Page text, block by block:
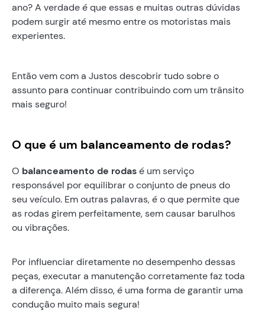
ano? A verdade é que essas e muitas outras dúvidas
podem surgir até mesmo entre os motoristas mais
experientes.
Então vem com a Justos descobrir tudo sobre o
assunto para continuar contribuindo com um trânsito
mais seguro!
O que é um balanceamento de rodas?
O balanceamento de rodasé um serviço
responsável por equilibrar o conjunto de pneus do
seu veículo. Em outras palavras, é o que permite que
as rodas girem perfeitamente, sem causar barulhos
ou vibrações.
Por influenciar diretamente no desempenho dessas
peças, executar a manutenção corretamente faz toda
a diferença. Além disso, é uma forma de garantir uma
condução muito mais segura!